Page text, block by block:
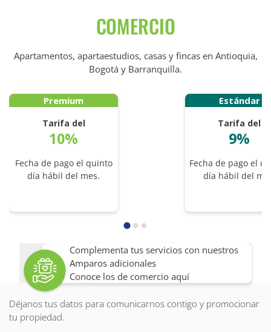
COMERCIO
Apartamentos, apartaestudios, casas y fincas en Antioquia,
Bogotá y Barranquilla.
Premium
Tarifa del
10%
Fecha de pago el quinto
día hábil del mes.
Estándar
Tarifa del
9%
Fecha de pago el
día hábil del
Complementa tus servicios con nuestros
Amparos adicionales
Conoce los de comercio aquí
Déjanos tus datos para comunicarnos contigo y promocionar
tu propiedad.